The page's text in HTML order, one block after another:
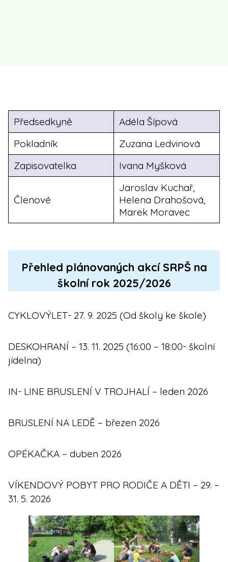
Předsedkyně
Adéla Šípová
Pokladník
Zuzana Ledvinová
Zapisovatelka
Ivana Myšková
Členové
Jaroslav Kuchař,
Helena Drahošová,
Marek Moravec
Přehled plánovaných akcí SRPŠ na
školní rok 2025/2026
CYKLOVÝLET- 27. 9. 2025 (Od školy ke škole)
DESKOHRANÍ – 13. 11. 2025 (16:00 – 18:00- školní
jídelna)
IN- LINE BRUSLENÍ V TROJHALÍ – leden 2026
BRUSLENÍ NA LEDĚ – březen 2026
OPÉKAČKA – duben 2026
VÍKENDOVÝ POBYT PRO RODIČE A DĚTI – 29. –
31. 5. 2026